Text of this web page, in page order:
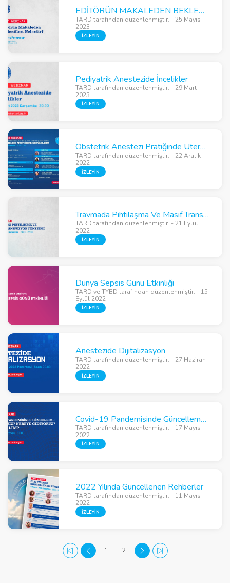
EDİTÖRÜN MAKALEDEN BEKLENTİLERİ NELERDİR?
TARD tarafından düzenlenmiştir. - 25 Mayıs
2023
İZLEYİN
Pediyatrik Anestezide İncelikler
TARD tarafından düzenlenmiştir. - 29 Mart
2023
İZLEYİN
Obstetrik Anestezi Pratiğinde Uterotoniklere Multidisipliner Yaklaşım
TARD tarafından düzenlenmiştir. - 22 Aralık
2022
İZLEYİN
Travmada Pıhtılaşma Ve Masif Transfüzyon Yönetimi
TARD tarafından düzenlenmiştir. - 21 Eylül
2022
İZLEYİN
Dünya Sepsis Günü Etkinliği
TARD ve TYBD tarafından düzenlenmiştir. - 15
Eylül 2022
İZLEYİN
Anestezide Dijitalizasyon
TARD tarafından düzenlenmiştir. - 27 Haziran
2022
İZLEYİN
Covid-19 Pandemisinde Güncelleme: Neredeyiz? Nereye Gidiyoruz? Ne Yapalım?
TARD tarafından düzenlenmiştir. - 17 Mayıs
2022
İZLEYİN
2022 Yılında Güncellenen Rehberler
TARD tarafından düzenlenmiştir. - 11 Mayıs
2022
İZLEYİN
1 2